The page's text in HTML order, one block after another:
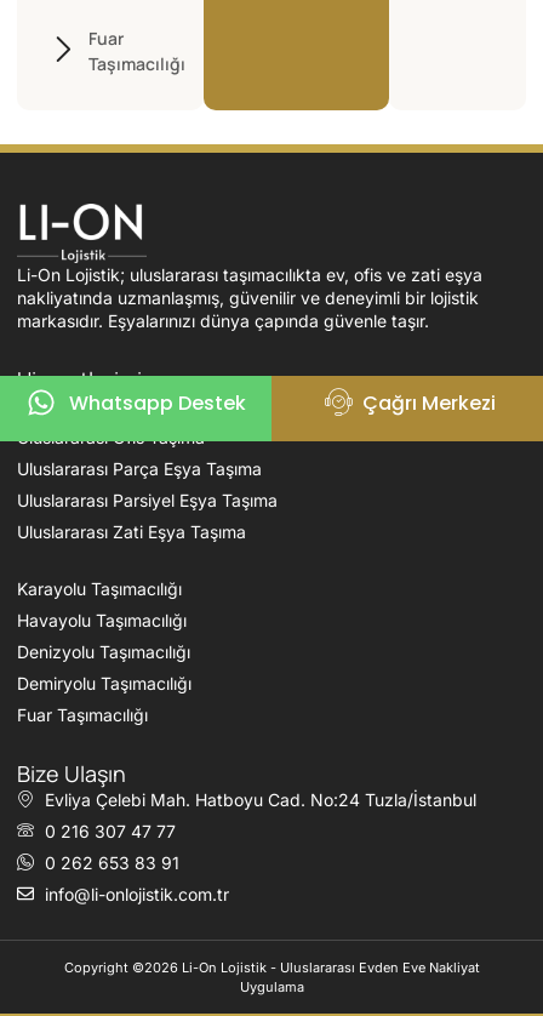
Fuar
Taşımacılığı
Li-On Lojistik; uluslararası taşımacılıkta ev, ofis ve zati eşya
nakliyatında uzmanlaşmış, güvenilir ve deneyimli bir lojistik
markasıdır. Eşyalarınızı dünya çapında güvenle taşır.
Hizmetlerimiz
Uluslararası Evden Eve Nakliyat
Uluslararası Ofis Taşıma
Uluslararası Parça Eşya Taşıma
Uluslararası Parsiyel Eşya Taşıma
Uluslararası Zati Eşya Taşıma
Karayolu Taşımacılığı
Havayolu Taşımacılığı
Denizyolu Taşımacılığı
Demiryolu Taşımacılığı
Fuar Taşımacılığı
Bize Ulaşın
Evliya Çelebi Mah. Hatboyu Cad. No:24 Tuzla/İstanbul
0 216 307 47 77
0 262 653 83 91
info@li-onlojistik.com.tr
Copyright ©2026 Li-On Lojistik - Uluslararası Evden Eve Nakliyat
Uygulama
Whatsapp Destek Çağrı Merkezi